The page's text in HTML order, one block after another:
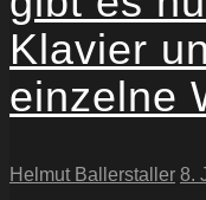
Klavier
einzelne
Helmut Ballerstaller 8.